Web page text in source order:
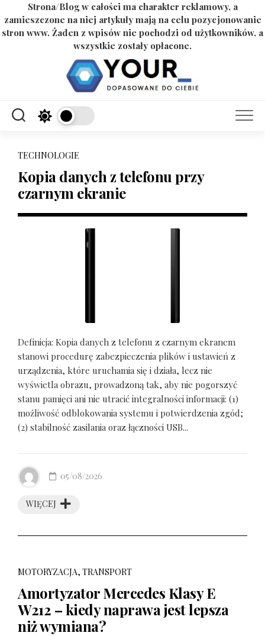
Strona/Blog w całości ma charakter reklamowy, a
zamieszczone na niej artykuły mają na celu pozycjonowanie
stron www. Żaden z wpisów nie pochodzi od użytkowników, a
wszystkie zostały opłacone.
TECHNOLOGIE
Kopia danych z telefonu przy
czarnym ekranie
Definicja: Kopia danych z telefonu z czarnym ekranem
stanowi procedurę zabezpieczenia plików i ustawień z
urządzenia, które uruchamia się i działa, lecz nie
wyświetla obrazu, prowadzoną tak, aby nie pogorszyć
stanu pamięci ani nie utracić integralności informacji: (1)
możliwość odblokowania systemu i potwierdzenia zgód;
(2) stabilność zasilania oraz łączności USB...
WIĘCEJ
05/08/2026
MOTORYZACJA, TRANSPORT
Amortyzator Mercedes Klasy E
W212 – kiedy naprawa jest lepsza
niż wymiana?